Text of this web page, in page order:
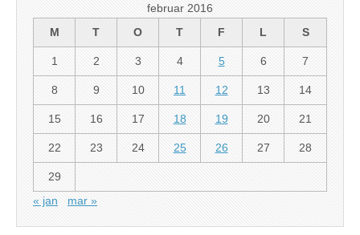
februar 2016
M
T O T F L S
1 2 3 4 5 6 7
8 9 10 11 12 13 14
15 16 17 18 19 20 21
22 23 24 25 26 27 28
29
« jan
mar »